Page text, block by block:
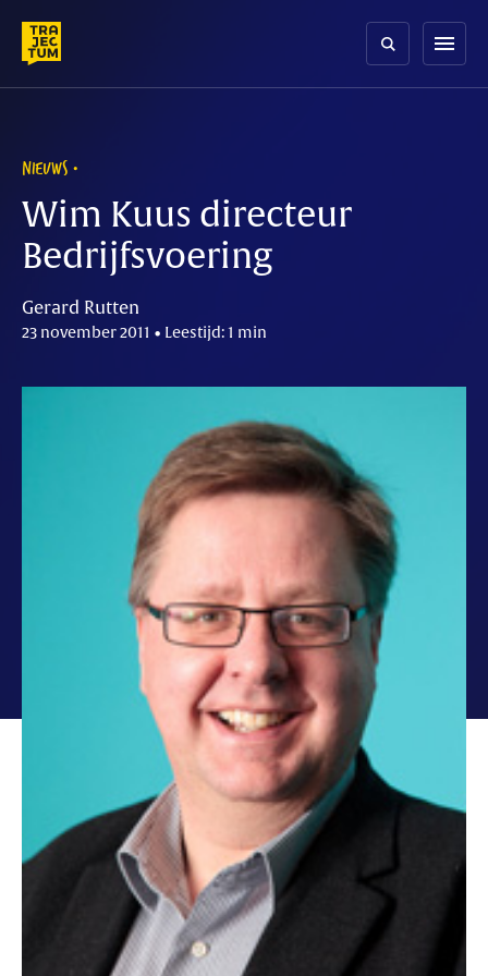
content
menu
NIEUWS
Wim Kuus directeur
Bedrijfsvoering
Gerard Rutten
23 november 2011 • Leestijd: 1 min